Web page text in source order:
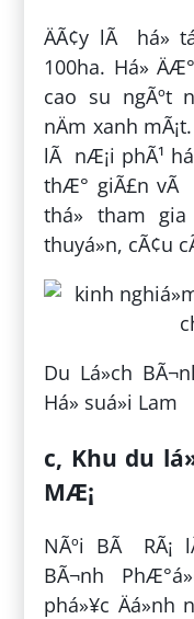
ÄÃ¢y lÃ há»
100ha. Há»
cao su ngÃºt
nÄm xanh
lÃ nÆ¡i phÃ¹
thÆ° giÃ£n vÃ
thá» tham gia
thuyá»n, cÃ¢u
Du Lá»ch
Há» suá»i Lam
c, Khu du
MÆ¡
NÃºi BÃ RÃ¡
BÃ¬nh
phá»¥c